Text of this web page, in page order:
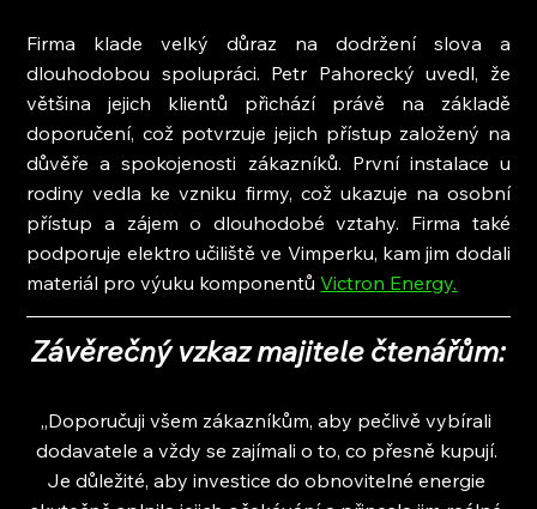
Firma klade velký důraz na dodržení slova a
dlouhodobou spolupráci. Petr Pahorecký uvedl, že
většina jejich klientů přichází právě na základě
doporučení, což potvrzuje jejich přístup založený na
důvěře a spokojenosti zákazníků. První instalace u
rodiny vedla ke vzniku firmy, což ukazuje na osobní
přístup a zájem o dlouhodobé vztahy. Firma také
podporuje elektro učiliště ve Vimperku, kam jim dodali
materiál pro výuku komponentů Victron Energy.
Závěrečný vzkaz majitele čtenářům:
„Doporučuji všem zákazníkům, aby pečlivě vybírali
dodavatele a vždy se zajímali o to, co přesně kupují.
Je důležité, aby investice do obnovitelné energie